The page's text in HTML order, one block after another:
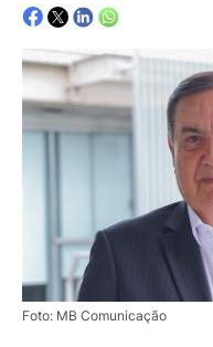
Foto: MB Comunicação